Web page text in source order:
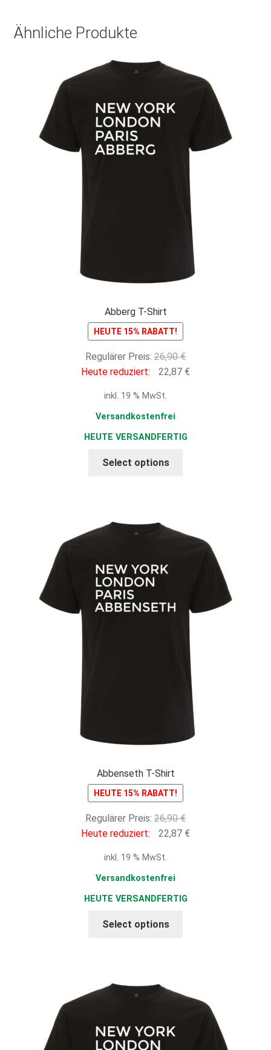
Ähnliche Produkte
Abberg T-Shirt
HEUTE 15% RABATT!
Regulärer Preis: 26,90€Ursprünglicher
Preis
Heute reduziert: 22,87 €Aktueller
inkl. 19 % MwSt.
Versandkostenfrei
HEUTE VERSANDFERTIG
Select options
Abbenseth T-Shirt
HEUTE 15% RABATT!
Regulärer Preis: 26,90€Ursprünglicher
Preis
Heute reduziert: 22,87 €Aktueller
inkl. 19 % MwSt.
Versandkostenfrei
HEUTE VERSANDFERTIG
Select options